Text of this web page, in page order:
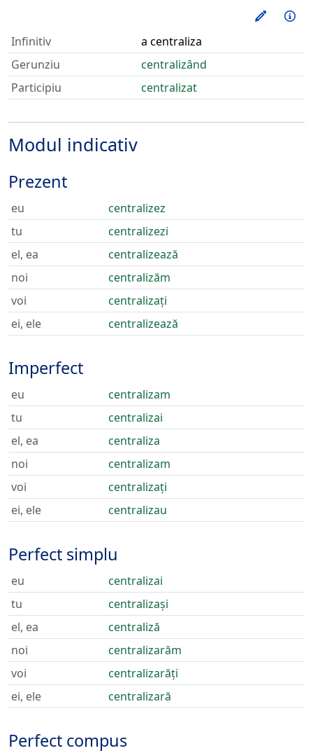
Infinitiv
a centraliza
Gerunziu
centralizând
Participiu
centralizat
Modul indicativ
Prezent
eu
centralizez
tu
centralizezi
el, ea
centralizează
noi
centralizăm
voi
centralizați
ei, ele
centralizează
Imperfect
eu
centralizam
tu
centralizai
el, ea
centraliza
noi
centralizam
voi
centralizați
ei, ele
centralizau
Perfect simplu
eu
centralizai
tu
centralizași
el, ea
centraliză
noi
centralizarăm
voi
centralizarăți
ei, ele
centralizară
Perfect compus